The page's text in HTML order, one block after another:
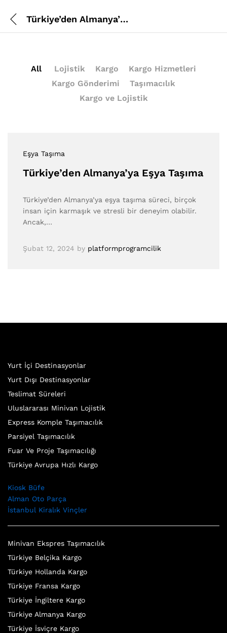
Türkiye’den Almanya’ya Eşya Taşıma
All Lojistik Kargo
Kargo Hizmetleri
Kargo Gönderimi
Taşımacılık
Kargo ve Lojistik
Eşya Taşıma
Türkiye’den Almanya’ya Eşya Taşıma
Türkiye’den Almanya’ya eşya taşıma süreci, birçok
insan için karmaşık ve stresli bir deneyim olabilir.
Ancak,…
Şubat 12, 2024 by platformprogramcilik
Yurt İçi Destinasyonlar
Yurt Dışı Destinasyonlar
Teslimat Süreleri
Uluslararası Minivan Lojistik
Express Komple Taşımacılık
Parsiyel Taşımacılık
Fuar Ve Proje Taşımacılığı
Türkiye Avrupa Hızlı Kargo
Kiosk Büfe
Alman Oto Parça
İstanbul Kiralık Vinçler
Minivan Ekspres Taşımacılık
Türkiye Belçika Kargo
Türkiye Hollanda Kargo
Türkiye Fransa Kargo
Türkiye İngiltere Kargo
Türkiye Almanya Kargo
Türkiye İsviçre Kargo